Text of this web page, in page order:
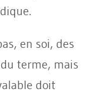
en soi, des
terme, mais
doit